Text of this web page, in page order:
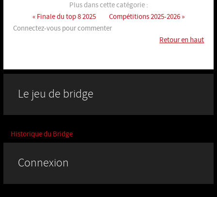
Plus dans cette catégorie :
« Finale du top 8 2025
Compétitions 2025-2026 »
Connectez-vous pour commenter
Retour en haut
Le jeu de bridge
Historique du Bridge
Connexion